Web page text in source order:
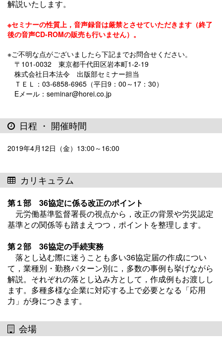
解説いたします。
※セミナーの性質上，音声録音は厳禁とさせていただきます（終了
後の音声CD-ROMの販売も行いません）。
※ご不明な点がございましたら下記までお問合せください。
〒101-0032 東京都千代田区岩本町1-2-19
株式会社日本法令 出版部セミナー担当
ＴＥＬ：03-6858-6965（平日9：00～17：30）
Eメール：seminar@horei.co.jp
日程 ・ 開催時間
2019年4月12日（金）13:00～16:00
カリキュラム
第１部 36協定に係る改正のポイント
元労働基準監督署長の視点から，改正の背景や労災認定
基準との関係等も踏まえつつ，ポイントを整理します。
第２部 36協定の手続実務
落とし込む際に迷うことも多い36協定届の作成につい
て，業種別・勤務パターン別に，多数の事例も挙げながら
解説。それぞれの落とし込み方として，作成例もお渡しし
ます。多種多様な企業に対応する上で必要となる「応用
力」が身につきます。
会場